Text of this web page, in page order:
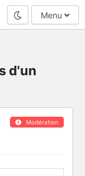
Mode nuit
Menu
d'un
Modération